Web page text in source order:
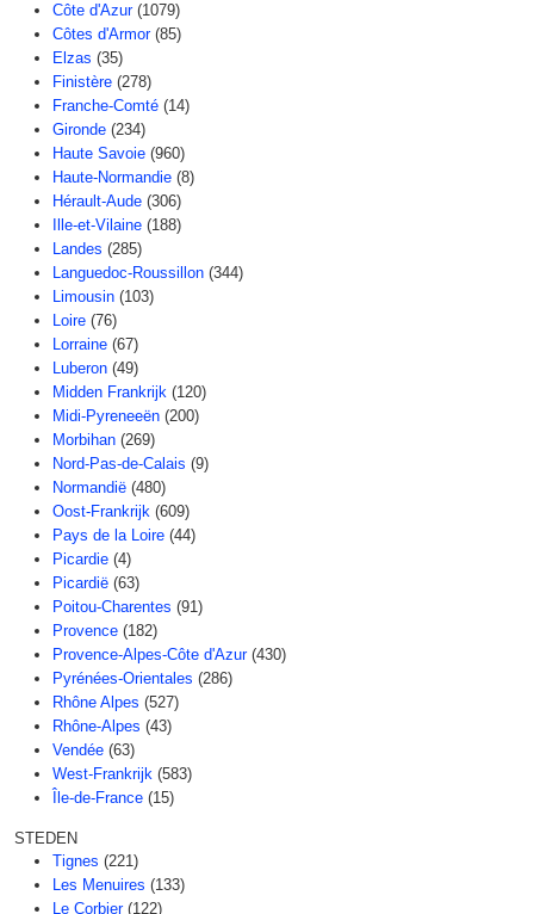
Côte d'Azur (1079)
Côtes d'Armor (85)
Elzas (35)
Finistère (278)
Franche-Comté (14)
Gironde (234)
Haute Savoie (960)
Haute-Normandie (8)
Hérault-Aude (306)
Ille-et-Vilaine (188)
Landes (285)
Languedoc-Roussillon (344)
Limousin (103)
Loire (76)
Lorraine (67)
Luberon (49)
Midden Frankrijk (120)
Midi-Pyreneeën (200)
Morbihan (269)
Nord-Pas-de-Calais (9)
Normandië (480)
Oost-Frankrijk (609)
Pays de la Loire (44)
Picardie (4)
Picardië (63)
Poitou-Charentes (91)
Provence (182)
Provence-Alpes-Côte d'Azur (430)
Pyrénées-Orientales (286)
Rhône Alpes (527)
Rhône-Alpes (43)
Vendée (63)
West-Frankrijk (583)
Île-de-France (15)
STEDEN
Tignes (221)
Les Menuires (133)
Le Corbier (122)